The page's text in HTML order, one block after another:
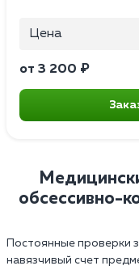
Цена
от 3 200 ₽
обсессивно-
Постоянные проверки
навязчивый счет